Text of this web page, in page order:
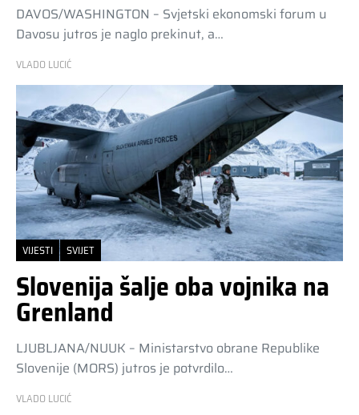
DAVOS/WASHINGTON – Svjetski ekonomski forum u
Davosu jutros je naglo prekinut, a…
VLADO LUCIĆ
VIJESTI SVIJET
Slovenija šalje oba vojnika na
Grenland
LJUBLJANA/NUUK – Ministarstvo obrane Republike
Slovenije (MORS) jutros je potvrdilo…
VLADO LUCIĆ